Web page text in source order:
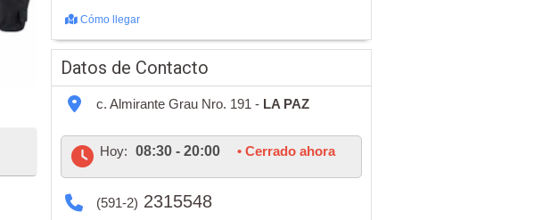
Cómo llegar
Datos de Contacto
c. Almirante Grau Nro. 191 - LA PAZ
Hoy: 08:30 - 20:00 • Cerrado ahora
(591-2) 2315548